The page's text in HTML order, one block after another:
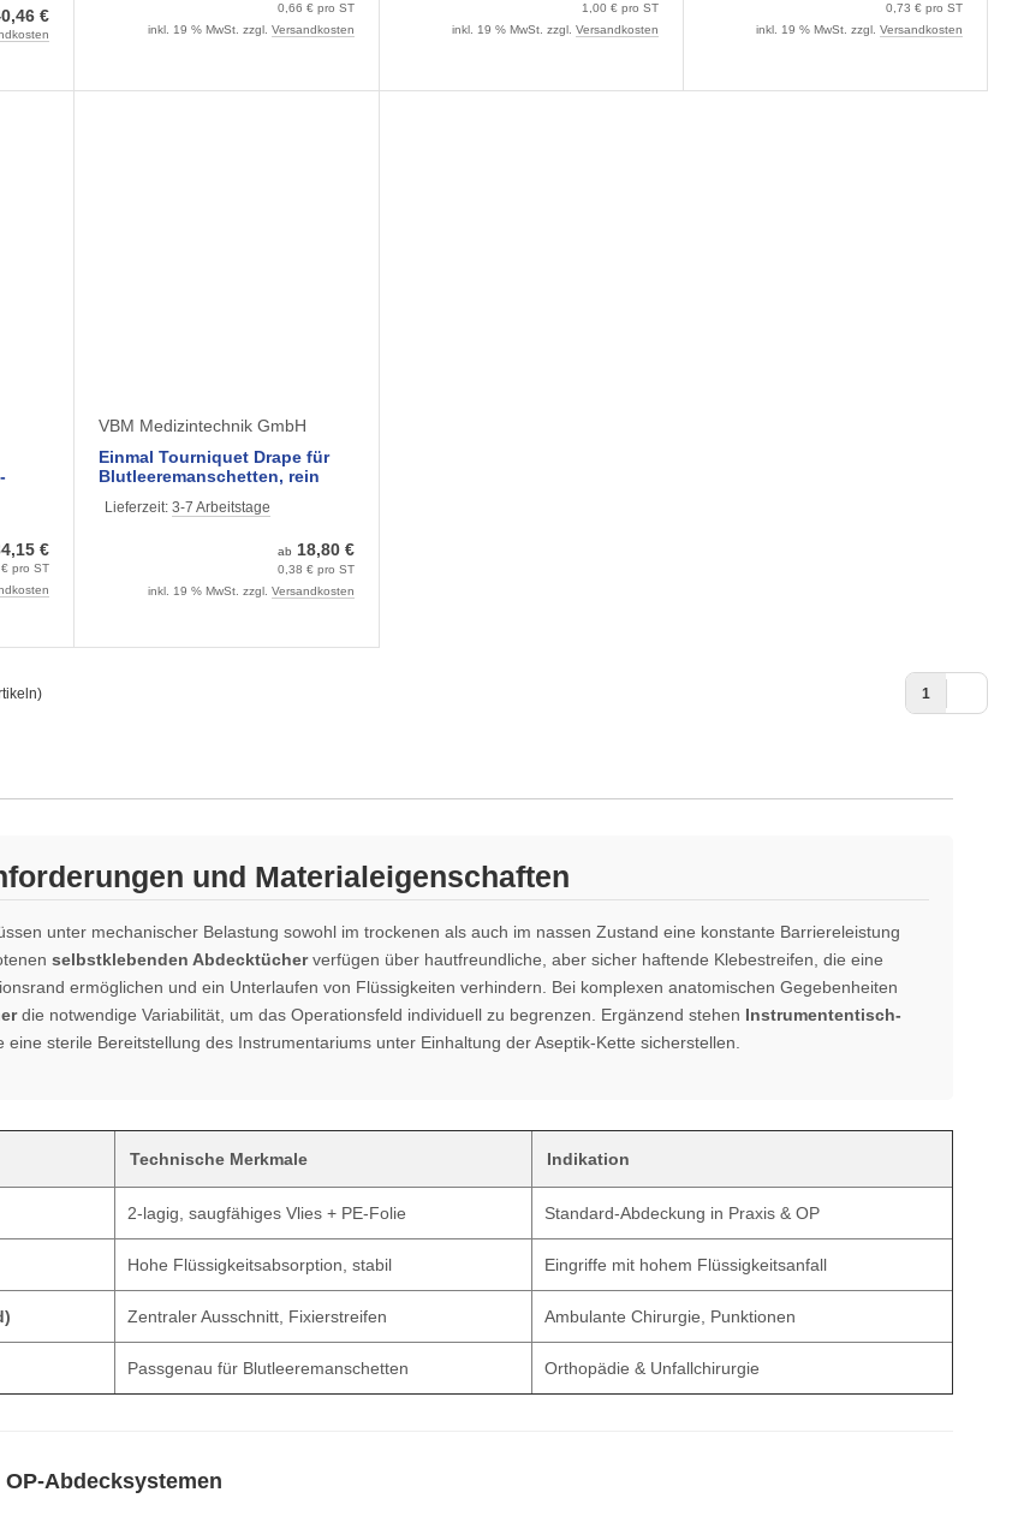
€
0,66 € pro ST
inkl. 19 % MwSt. zzgl. Versandkosten
1,00 € pro ST
inkl. 19 % MwSt. zzgl. Versandkosten
0,73 € pro ST
inkl. 19 % MwSt. zzgl. Versandkosten
€
pro ST
VBM Medizintechnik GmbH
Einmal Tourniquet Drape für
Blutleeremanschetten, rein
Lieferzeit:3-7 Arbeitstage
ab 18,80 €
0,38 € pro ST
inkl. 19 % MwSt. zzgl. Versandkosten
1
und Materialeigenschaften
unter mechanischer Belastung sowohl im trockenen als auch im nassen Zustand eine konstante Barriereleistung
selbstklebenden Abdecktücherverfügen über hautfreundliche, aber sicher haftende Klebestreifen, die eine
ermöglichen und ein Unterlaufen von Flüssigkeiten verhindern. Bei komplexen anatomischen Gegebenheiten
die notwendige Variabilität, um das Operationsfeld individuell zu begrenzen. Ergänzend stehen Instrumententisch-
eine sterile Bereitstellung des Instrumentariums unter Einhaltung der Aseptik-Kette sicherstellen.
Technische Merkmale Indikation
2-lagig, saugfähiges Vlies + PE-Folie Standard-Abdeckung in Praxis & OP
Hohe Flüssigkeitsabsorption, stabil Eingriffe mit hohem Flüssigkeitsanfall
Zentraler Ausschnitt, Fixierstreifen Ambulante Chirurgie, Punktionen
Passgenau für Blutleeremanschetten Orthopädie & Unfallchirurgie
OP-Abdecksystemen